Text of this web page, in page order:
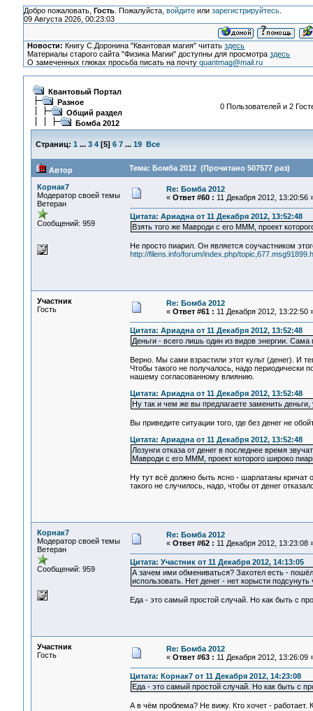
Добро пожаловать, Гость. Пожалуйста, войдитеили зарегистрируйтесь.
09 Августа 2026, 00:23:03
Новости: Книгу С.Доронина "Квантовая магия" читатьздесь
Материалы старого сайта "Физика Магии" доступны для просмотраздесь
О замеченных глюках просьба писать на почтуquantmag@mail.ru
Квантовый Портал
Разное
Общий раздел
Бомба 2012
0 Пользователей и 2
Страниц: 1 ... 3 4[5] 6 7 ... 19 Все
Автор Тема: Бомба 2012 (Прочитано 507577 раз)
Корнак7
Модератор своей темы
Ветеран
Сообщений: 959
Re: Бомба 2012
« Ответ #60 : 11 Декабря 2012, 13:20:56
Цитата: Ариадна от 11 Декабря 2012, 13:52:48
Взять того же Мавроди с его МММ, проект
Не просто пиарил. Он является соучастником
http://filens.info/forum/index.php/
Участник
Гость
Re: Бомба 2012
« Ответ #61 : 11 Декабря 2012, 13:22:50
Цитата: Ариадна от 11 Декабря 2012, 13:52:48
Деньги - всего лишь один из видов энергии. Сама
Верно. Мы сами взрастили этот культ (денег). И
Чтобы такого не получалось, надо периодически
нашему согласованному влиянию.
Цитата: Ариадна от 11 Декабря 2012, 13:52:48
Ну так и чем же вы предлагаете заменить
Вы приведите ситуации того, где без денег не
Цитата: Ариадна от 11 Декабря 2012, 13:52:48
Лозунги отказа от денег в последнее время
Мавроди с его МММ, проект которого широко
Ну тут всё должно быть ясно - шарлатаны
такого не случилось, надо, чтобы от денег
Корнак7
Модератор своей темы
Ветеран
Сообщений: 959
Re: Бомба 2012
« Ответ #62 : 11 Декабря 2012, 13:23:08
Цитата: Участник от 11 Декабря 2012, 14:13:05
А зачем ими обмениваться? Захотел есть -
использовать. Нет денег - нет корысти
Еда - это самый простой случай. Но как быть с
Участник
Гость
Re: Бомба 2012
« Ответ #63 : 11 Декабря 2012, 13:26:09
Цитата: Корнак7 от 11 Декабря 2012, 14:23:08
Еда - это самый простой случай. Но как быть с
А в чём проблема? Не вижу. Кто хочет - работает.